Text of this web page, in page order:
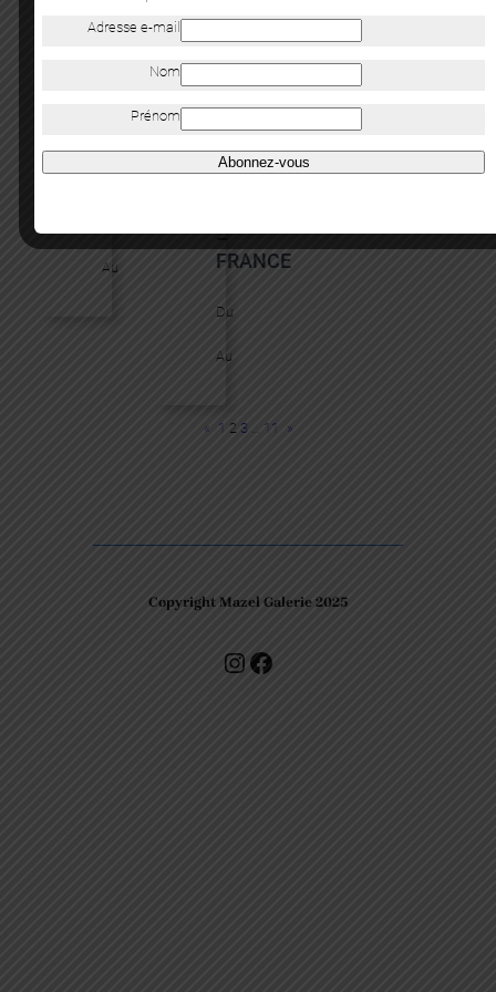
NOUVELLE
COLLABORATION
ALFRED
CHENG
Au
VINCENT
CORPET
–
MUSÉE
ABBAYE
–
FRANCE
Du
Au
« 1 2 3 11 »
Copyright Mazel Galerie 2025
Check our photos on Instagram ! Facebook
Adresse e-mail
Nom
Prénom
Abonnez-vous